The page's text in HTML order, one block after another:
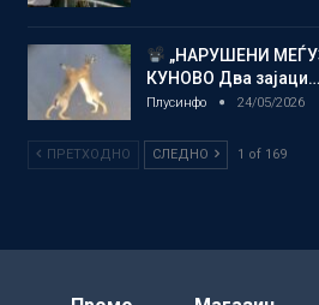
„НАРУШЕНИ
КУНОВО Два зајаци…
Плусинфо 24/05/2026
ПРЕТХОДНО СЛЕДНО 1 of 169